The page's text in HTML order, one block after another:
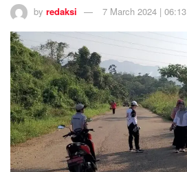
by redaksi 7 March 2024 | 06:13